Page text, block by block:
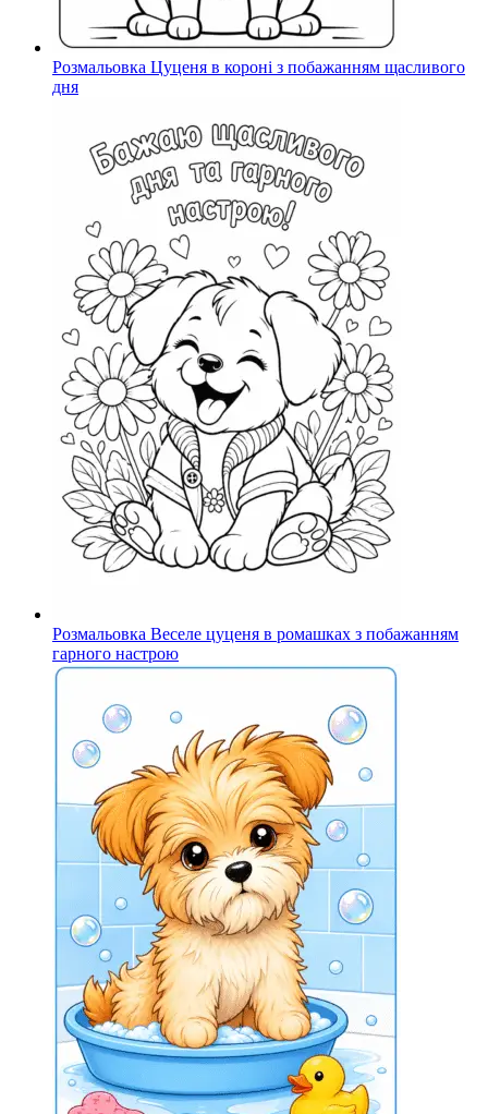
Розмальовка Цуценя в короні з побажанням щасливого
дня
Розмальовка Веселе цуценя в ромашках з побажанням
гарного настрою